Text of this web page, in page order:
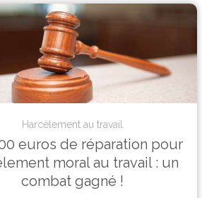
Harcèlement au travail
euros de réparation pour
moral au travail : un
combat gagné !